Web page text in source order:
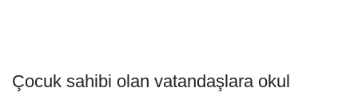
Çocuk sahibi olan vatandaşlara okul